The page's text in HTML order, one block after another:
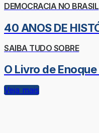
DEMOCRACIA NO BRASIL
40 ANOS DE
SAIBA TUDO SOBRE
O Livro de
Veja mais